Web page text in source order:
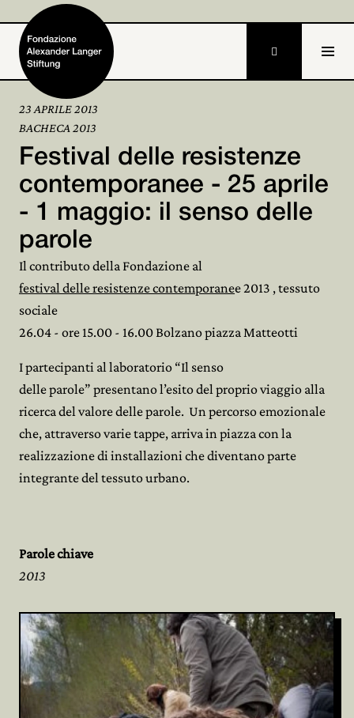
Home
Fondazione
Attività e progetti
Alexander Langer
Archivio
Partecipa

23 APRILE 2013
BACHECA 2013
Festival delle resistenze
contemporanee - 25 aprile
- 1 maggio: il senso delle
parole
Il contributo della Fondazione al
festival delle resistenze contemporanee 2013 , tessuto
sociale
26.04 - ore 15.00 - 16.00 Bolzano piazza Matteotti
I partecipanti al laboratorio “Il senso
delle parole” presentano l’esito del proprio viaggio alla
ricerca del valore delle parole. Un percorso emozionale
che, attraverso varie tappe, arriva in piazza con la
realizzazione di installazioni che diventano parte
integrante del tessuto urbano.
Parole chiave
2013